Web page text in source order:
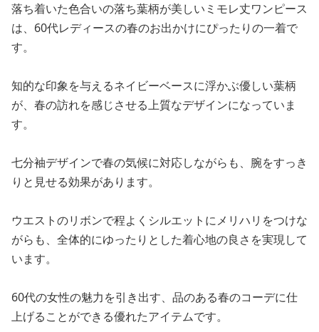
落ち着いた色合いの落ち葉柄が美しいミモレ丈ワンピース
は、60代レディースの春のお出かけにぴったりの一着で
す。
知的な印象を与えるネイビーベースに浮かぶ優しい葉柄
が、春の訪れを感じさせる上質なデザインになっていま
す。
七分袖デザインで春の気候に対応しながらも、腕をすっき
りと見せる効果があります。
ウエストのリボンで程よくシルエットにメリハリをつけな
がらも、全体的にゆったりとした着心地の良さを実現して
います。
60代の女性の魅力を引き出す、品のある春のコーデに仕
上げることができる優れたアイテムです。